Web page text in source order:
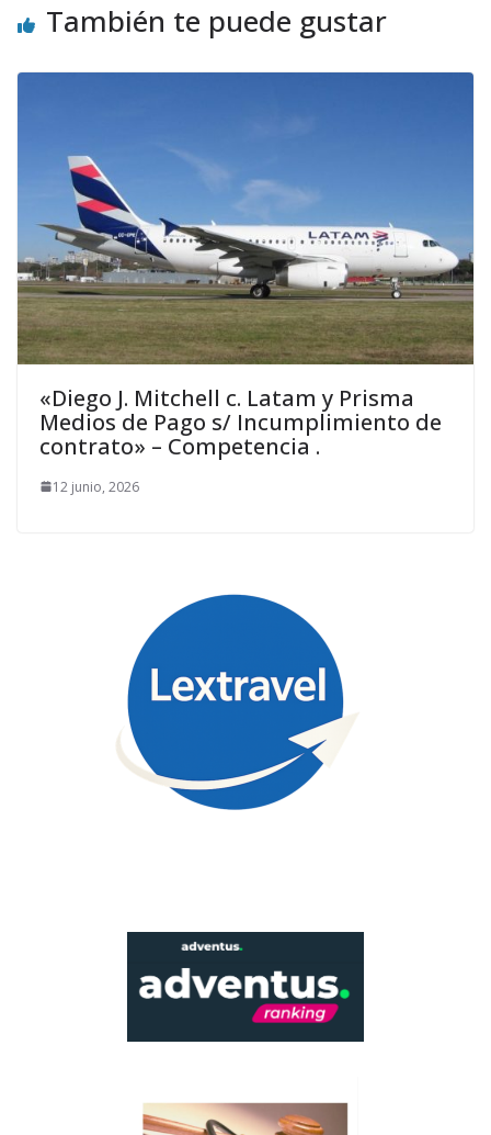
También te puede gustar
«Diego J. Mitchell c. Latam y Prisma
Medios de Pago s/ Incumplimiento de
contrato» – Competencia .
12 junio, 2026